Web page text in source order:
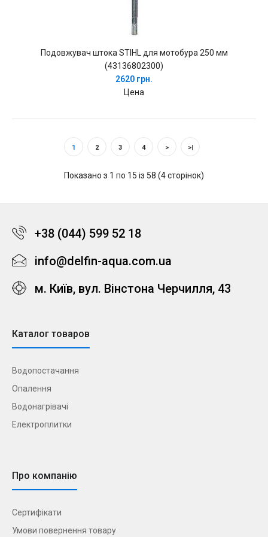
Подовжувач штока STIHL для мотобура 250 мм
(43136802300)
2620 грн.
Цена
1 2 3 4 > >|
Показано з 1 по 15 із 58 (4 сторінок)
+38 (044) 599 52 18
info@delfin-aqua.com.ua
м. Київ, вул. Вінстона Черчилля, 43
Каталог товаров
Водопостачання
Опалення
Водонагрівачі
Електроплитки
Про компанію
Сертифікати
Умови повернення товару